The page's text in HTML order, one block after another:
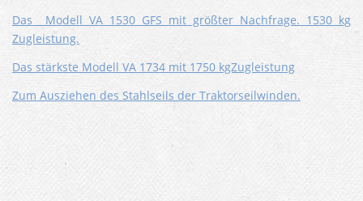
Das Modell VA 1530 GFS mit größter Nachfrage. 1530 kg
Zugleistung.
Das stärkste Modell VA 1734 mit 1750 kgZugleistung
Zum Ausziehen des Stahlseils der Traktorseilwinden.